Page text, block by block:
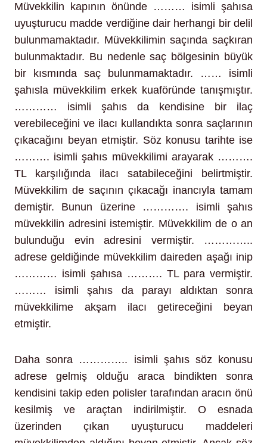
Müvekkilin kapının önünde ……… isimli şahısa
uyuşturucu madde verdiğine dair herhangi bir delil
bulunmamaktadır. Müvekkilimin saçında saçkıran
bulunmaktadır. Bu nedenle saç bölgesinin büyük
bir kısmında saç bulunmamaktadır. …… isimli
şahısla müvekkilim erkek kuaföründe tanışmıştır.
………… isimli şahıs da kendisine bir ilaç
verebileceğini ve ilacı kullandıkta sonra saçlarının
çıkacağını beyan etmiştir. Söz konusu tarihte ise
………. isimli şahıs müvekkilimi arayarak ……….
TL karşılığında ilacı satabileceğini belirtmiştir.
Müvekkilim de saçının çıkacağı inancıyla tamam
demiştir. Bunun üzerine …………. isimli şahıs
müvekkilin adresini istemiştir. Müvekkilim de o an
bulunduğu evin adresini vermiştir. …………..
adrese geldiğinde müvekkilim daireden aşağı inip
………… isimli şahısa ………. TL para vermiştir.
……… isimli şahıs da parayı aldıktan sonra
müvekkilime akşam ilacı getireceğini beyan
etmiştir.
Daha sonra ………….. isimli şahıs söz konusu
adrese gelmiş olduğu araca bindikten sonra
kendisini takip eden polisler tarafından aracın önü
kesilmiş ve araçtan indirilmiştir. O esnada
üzerinden çıkan uyuşturucu maddeleri